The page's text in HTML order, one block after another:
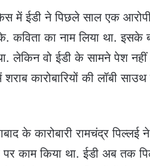
में ईडी ने पिछले साल एक
कविता का नाम लिया था. इसके
लेकिन वो ईडी के सामने पेश नहीं
कारोबारियों की लॉबी
के कारोबारी रामचंद्र पिल्लई
काम किया था. ईडी अब तक